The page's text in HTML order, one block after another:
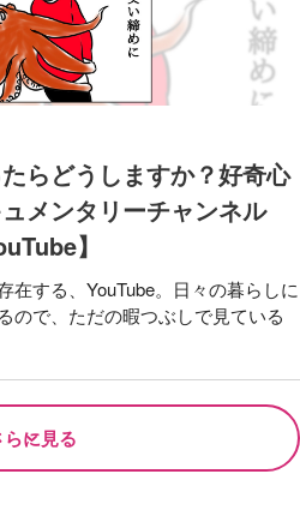
らどうしますか？好奇心
メンタリーチャンネル
】
在する、YouTube。日々の暮らしに
ので、ただの暇つぶしで見ている
らに見る